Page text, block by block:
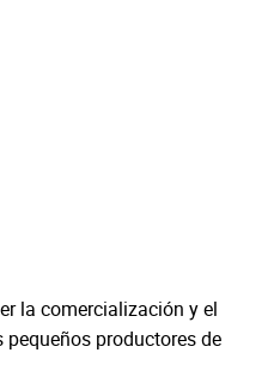
la comercialización y el
productores de